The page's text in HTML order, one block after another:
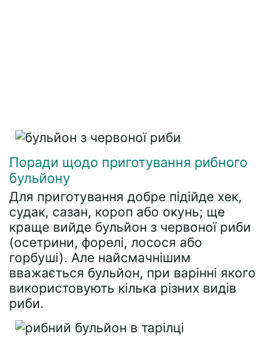
Поради щодо приготування рибного
бульйону
Для приготування добре підійде хек,
судак, сазан, короп або окунь; ще
краще вийде бульйон з червоної риби
(осетрини, форелі, лосося або
горбуші). Але найсмачнішим
вважається бульйон, при варінні якого
використовують кілька різних видів
риби.